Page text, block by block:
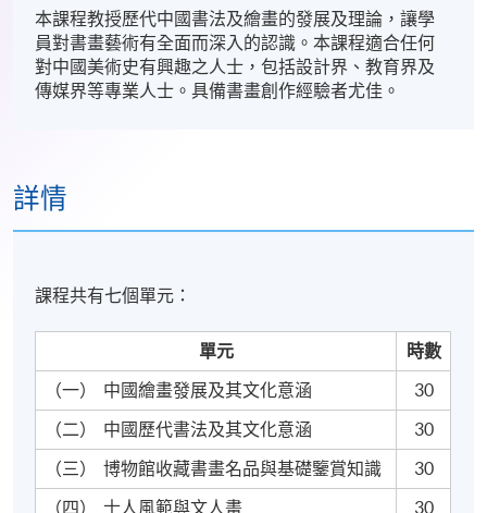
本課程教授歷代中國書法及繪畫的發展及理論，讓學
員對書畫藝術有全面而深入的認識。本課程適合任何
對中國美術史有興趣之人士，包括設計界、教育界及
傳媒界等專業人士。具備書畫創作經驗者尤佳。
詳情
課程共有七個單元：
單元
時數
（一） 中國繪畫發展及其文化意涵
30
（二） 中國歷代書法及其文化意涵
30
（三）博物館收藏書畫名品與基礎鑒賞知識
30
（四）士人風範與文人畫 30